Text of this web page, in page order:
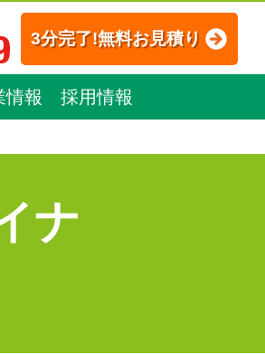
3分完了!無料お見積り
情報 採用情報
ナ